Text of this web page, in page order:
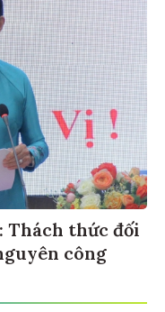
Thách thức đối
công